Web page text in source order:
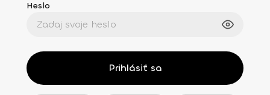
Heslo
Prihlásiť sa